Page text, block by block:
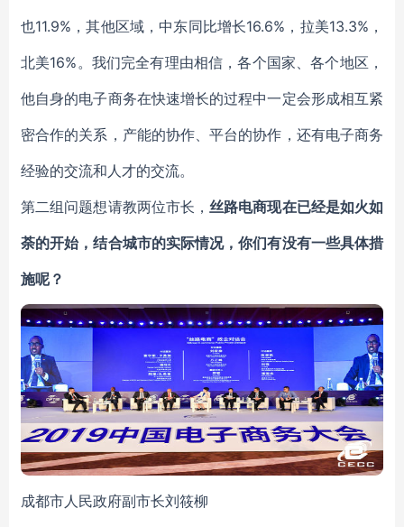
也11.9%，其他区域，中东同比增长16.6%，拉美13.3%，
北美16%。我们完全有理由相信，各个国家、各个地区，
他自身的电子商务在快速增长的过程中一定会形成相互紧
密合作的关系，产能的协作、平台的协作，还有电子商务
经验的交流和人才的交流。
第二组问题想请教两位市长，丝路电商现在已经是如火如
荼的开始，结合城市的实际情况，你们有没有一些具体措
施呢？
成都市人民政府副市长刘筱柳